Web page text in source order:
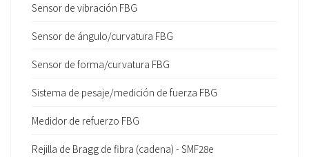
Sensor de vibración FBG
Sensor de ángulo/curvatura FBG
Sensor de forma/curvatura FBG
Sistema de pesaje/medición de fuerza FBG
Medidor de refuerzo FBG
Rejilla de Bragg de fibra (cadena) - SMF28e